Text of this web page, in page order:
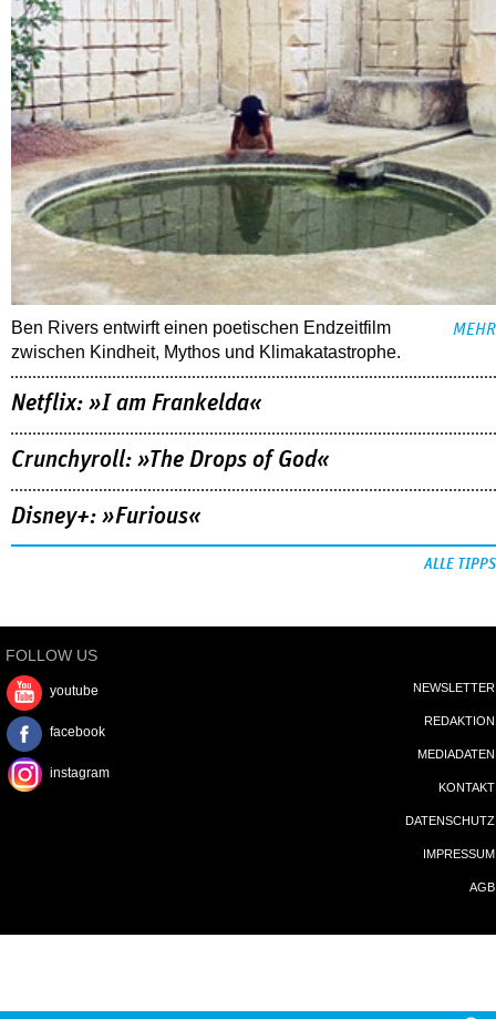
Ben Rivers entwirft einen poetischen Endzeitfilm
zwischen Kindheit, Mythos und Klimakatastrophe.
MEHR
Netflix: »I am Frankelda«
Crunchyroll: »The Drops of God«
Disney+: »Furious«
ALLE TIPPS
FOLLOW US
youtube
facebook
instagram
NEWSLETTER
REDAKTION
MEDIADATEN
KONTAKT
DATENSCHUTZ
IMPRESSUM
AGB